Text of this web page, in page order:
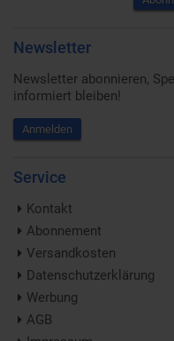
Newsletter
Newsletter abonnieren,
informiert bleiben!
Anmelden
Service
Kontakt
Abonnement
Versandkosten
Datenschutzerklärung
Werbung
AGB